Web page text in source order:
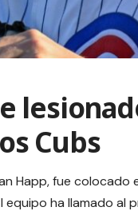
Cubs
Happ, fue colocado
equipo ha llamado